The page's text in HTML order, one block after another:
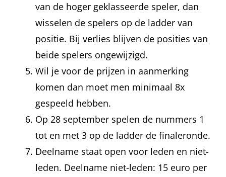
van de hoger geklasseerde speler, dan
wisselen de spelers op de ladder van
positie. Bij verlies blijven de posities van
beide spelers ongewijzigd.
Wil je voor de prijzen in aanmerking
komen dan moet men minimaal 8x
gespeeld hebben.
Op 28 september spelen de nummers 1
tot en met 3 op de ladder de finaleronde.
Deelname staat open voor leden en niet-
leden. Deelname niet-leden: 15 euro per